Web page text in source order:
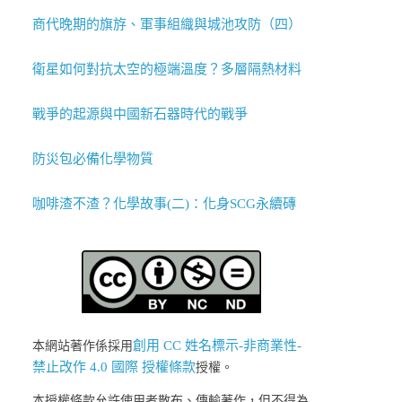
商代晚期的旗斿、軍事組織與城池攻防（四）
衛星如何對抗太空的極端溫度？多層隔熱材料
戰爭的起源與中國新石器時代的戰爭
防災包必備化學物質
咖啡渣不渣？化學故事(二)：化身SCG永續磚
本網站著作係採用創用 CC 姓名標示-非商業性-
禁止改作 4.0 國際 授權條款授權。